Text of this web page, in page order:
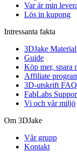
Var är min
Lös in kupong
Intressanta fakta
3DJake
Guide
Köp mer, spara
Affiliate
3D-utskrift FAQ
FabLabs
Vi och vår miljö
Om 3DJake
Vår grupp
Kontakt